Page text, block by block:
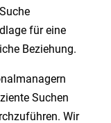
für eine
Beziehung.
Suchen
Wir